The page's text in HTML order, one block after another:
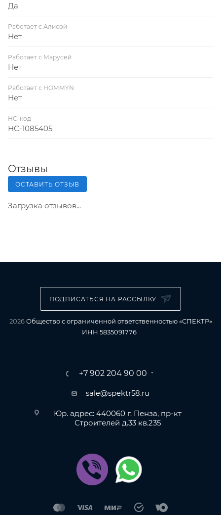
Да
Работает с Алисой
Нет
Работает с Марусей
Нет
Работает с HOMMYN
Нет
НС-код
НС-1085405
Отзывы
ОСТАВИТЬ ОТЗЫВ
Загрузка отзывов...
ПОДПИСАТЬСЯ НА РАССЫЛКУ
2026Общество с ограниченной ответственностью «СПЕКТР»
ИНН 5835091776
+7 902 204 90 00
sale@spektr58.ru
Юр. адрес: 440060 г. Пенза, пр-кт
Строителей д.33 кв.235